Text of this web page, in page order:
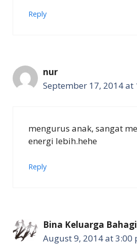
Reply
nur
September 17, 2014 at
mengurus anak, sangat
energi lebih.hehe
Reply
Bina Keluarga
August 9, 2014 at 3:00